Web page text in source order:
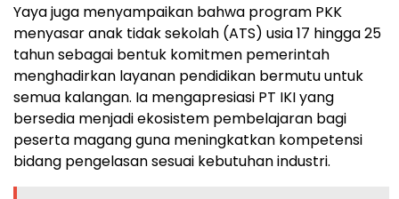
Yaya juga menyampaikan bahwa program PKK
menyasar anak tidak sekolah (ATS) usia 17 hingga 25
tahun sebagai bentuk komitmen pemerintah
menghadirkan layanan pendidikan bermutu untuk
semua kalangan. Ia mengapresiasi PT IKI yang
bersedia menjadi ekosistem pembelajaran bagi
peserta magang guna meningkatkan kompetensi
bidang pengelasan sesuai kebutuhan industri.